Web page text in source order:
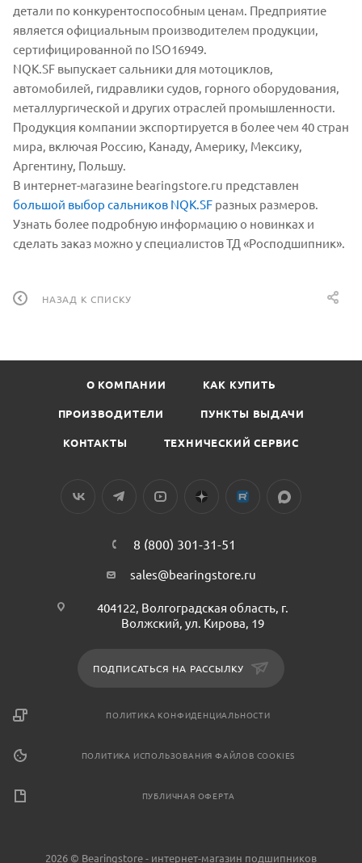
детали по конкурентоспособным ценам. Предприятие
является официальным производителем продукции,
сертифицированной по ISO16949.
NQK.SF выпускает сальники для мотоциклов,
автомобилей, гидравлики судов, горного оборудования,
металлургической и других отраслей промышленности.
Продукция компании экспортируется в более чем 40 стран
мира, включая Россию, Канаду, Америку, Мексику,
Аргентину, Польшу.
В интернет-магазине bearingstore.ru представлен
большой выбор сальников NQK.SF разных размеров.
Узнать более подробную информацию о новинках и
сделать заказ можно у специалистов ТД «Росподшипник».
НАЗАД К СПИСКУ
О КОМПАНИИ КАК КУПИТЬ
ПРОИЗВОДИТЕЛИ ПУНКТЫ ВЫДАЧИ
КОНТАКТЫ ТЕХНИЧЕСКИЙ СЕРВИС
8 (800) 301-31-51
sales@bearingstore.ru
404122, Волгоградская область, г.
Волжский, ул. Кирова, 19
ПОДПИСАТЬСЯ НА РАССЫЛКУ
ПОЛИТИКА КОНФИДЕНЦИАЛЬНОСТИ
ПОЛИТИКА ИСПОЛЬЗОВАНИЯ ФАЙЛОВ COOKIES
ПУБЛИЧНАЯ ОФЕРТА
2026 © Bearingstore - интернет-магазин подшипников